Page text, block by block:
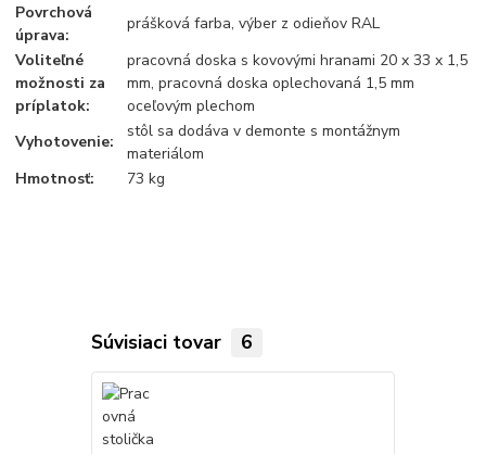
Povrchová
úprava:
prášková farba, výber z odieňov RAL
Voliteľné
možnosti za
príplatok:
pracovná doska s kovovými hranami 20 x 33 x 1,5
mm, pracovná doska oplechovaná 1,5 mm
oceľovým plechom
Vyhotovenie:
stôl sa dodáva v demonte s montážnym
materiálom
Hmotnosť:
73 kg
Súvisiaci tovar 6